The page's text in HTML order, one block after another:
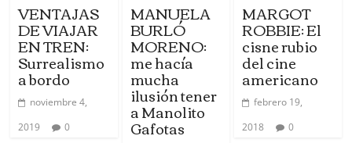
VENTAJAS
DE VIAJAR
EN TREN:
Surrealismo
a bordo
noviembre 4,
2019
0
MANUELA
BURLÓ
MORENO:
me hacía
mucha
ilusión tener
a Manolito
Gafotas
MARGOT
ROBBIE: El
cisne rubio
del cine
americano
febrero 19,
2018
0